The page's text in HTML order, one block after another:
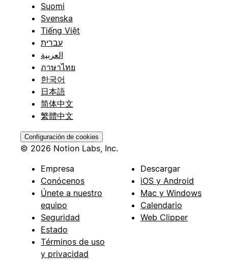
Suomi
Svenska
Tiếng Việt
עברית
العربية
ภาษาไทย
한국어
日本語
简体中文
繁體中文
Configuración de cookies
© 2026 Notion Labs, Inc.
Empresa
Conócenos
Únete a nuestro
equipo
Seguridad
Estado
Términos de uso
y privacidad
Descargar
iOS y Android
Mac y Windows
Calendario
Web Clipper